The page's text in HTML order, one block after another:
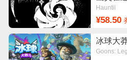
Hauntii
¥58.50
冰球大
Goons: